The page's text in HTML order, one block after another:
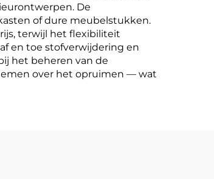
De
of dure meubelstukken.
terwijl het flexibiliteit
en toe stofverwijdering en
het beheren van de
over het opruimen — wat